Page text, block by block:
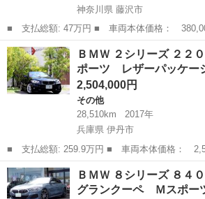
神奈川県 藤沢市
■ 支払総額: 47万円 ■ 車両本体価格： 380,000 円 ■ メーカー
名： ＢＭＷ ■ 車種名： ３シリーズ ■ グレ
ｉ レザーシート純正ナビバックカメラＥＴ
■ ドア...
神奈川 藤沢市
ＢＭＷ ２シリーズ ２２
ポーツ レザーパッケ
2,504,000円
その他
28,510km
2017年
兵庫県 伊丹市
■ 支払総額: 259.9万円 ■ 車両本体価格： 2,504,000 円 ■ メーカ
ー名： ＢＭＷ ■ 車種名： ２シリーズ ■ グ
ｉカブリオレ Ｍスポーツ レザーパッケージ
パッケー...
兵庫 伊丹市
ＢＭＷ ８シリーズ ８
グランクーペ Ｍスポ